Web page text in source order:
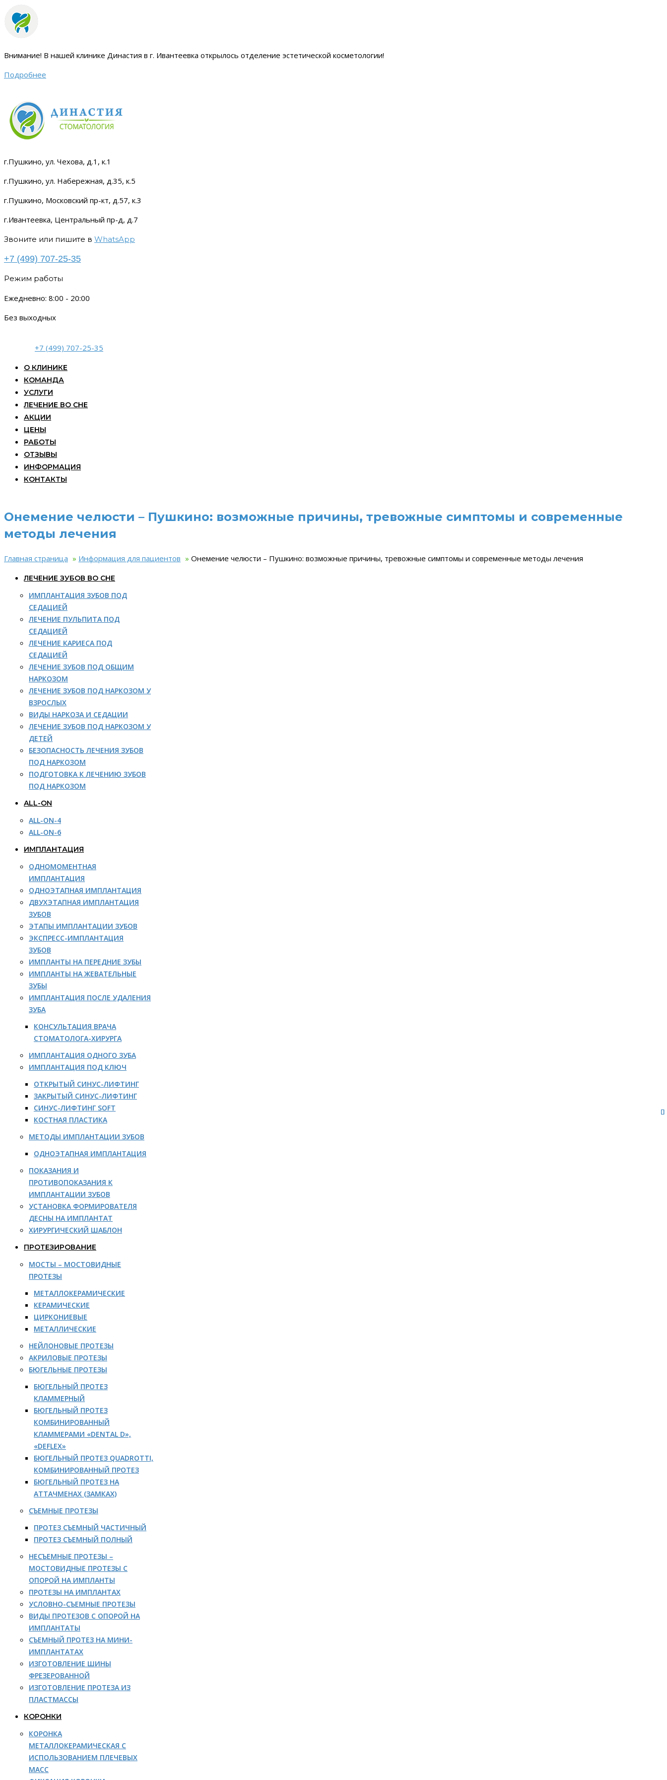
Внимание! В нашей клинике Династия в г. Ивантеевка открылось отделение эстетической косметологии!
Подробнее
г.Пушкино, ул. Чехова, д.1, к.1
г.Пушкино, ул. Набережная, д.35, к.5
г.Пушкино, Московский пр-кт, д.57, к.3
г.Ивантеевка, Центральный пр-д, д.7
Звоните или пишите в WhatsApp
+7 (499) 707-25-35
Режим работы
Ежедневно: 8:00 - 20:00
Без выходных
+7 (499) 707-25-35
О КЛИНИКЕ
КОМАНДА
УСЛУГИ
ЛЕЧЕНИЕ ВО СНЕ
АКЦИИ
ЦЕНЫ
РАБОТЫ
ОТЗЫВЫ
ИНФОРМАЦИЯ
КОНТАКТЫ
Онемение челюсти – Пушкино: возможные причины, тревожные симптомы и современные
методы лечения
Главная страница » Информация для пациентов » Онемение челюсти – Пушкино: возможные причины, тревожные симптомы и современные методы лечения
ЛЕЧЕНИЕ ЗУБОВ ВО СНЕ
ИМПЛАНТАЦИЯ ЗУБОВ ПОД
СЕДАЦИЕЙ
ЛЕЧЕНИЕ ПУЛЬПИТА ПОД
СЕДАЦИЕЙ
ЛЕЧЕНИЕ КАРИЕСА ПОД
СЕДАЦИЕЙ
ЛЕЧЕНИЕ ЗУБОВ ПОД ОБЩИМ
НАРКОЗОМ
ЛЕЧЕНИЕ ЗУБОВ ПОД НАРКОЗОМ У
ВЗРОСЛЫХ
ВИДЫ НАРКОЗА И СЕДАЦИИ
ЛЕЧЕНИЕ ЗУБОВ ПОД НАРКОЗОМ У
ДЕТЕЙ
БЕЗОПАСНОСТЬ ЛЕЧЕНИЯ ЗУБОВ
ПОД НАРКОЗОМ
ПОДГОТОВКА К ЛЕЧЕНИЮ ЗУБОВ
ПОД НАРКОЗОМ
ALL-ON
ALL-ON-4
ALL-ON-6
ИМПЛАНТАЦИЯ
ОДНОМОМЕНТНАЯ
ИМПЛАНТАЦИЯ
ОДНОЭТАПНАЯ ИМПЛАНТАЦИЯ
ДВУХЭТАПНАЯ ИМПЛАНТАЦИЯ
ЗУБОВ
ЭТАПЫ ИМПЛАНТАЦИИ ЗУБОВ
ЭКСПРЕСС-ИМПЛАНТАЦИЯ
ЗУБОВ
ИМПЛАНТЫ НА ПЕРЕДНИЕ ЗУБЫ
ИМПЛАНТЫ НА ЖЕВАТЕЛЬНЫЕ
ЗУБЫ
ИМПЛАНТАЦИЯ ПОСЛЕ УДАЛЕНИЯ
ЗУБА
КОНСУЛЬТАЦИЯ ВРАЧА
СТОМАТОЛОГА-ХИРУРГА
ИМПЛАНТАЦИЯ ОДНОГО ЗУБА
ИМПЛАНТАЦИЯ ПОД КЛЮЧ
ОТКРЫТЫЙ СИНУС-ЛИФТИНГ
ЗАКРЫТЫЙ СИНУС-ЛИФТИНГ
СИНУС-ЛИФТИНГ SOFT
КОСТНАЯ ПЛАСТИКА
МЕТОДЫ ИМПЛАНТАЦИИ ЗУБОВ
ОДНОЭТАПНАЯ ИМПЛАНТАЦИЯ
ПОКАЗАНИЯ И
ПРОТИВОПОКАЗАНИЯ К
ИМПЛАНТАЦИИ ЗУБОВ
УСТАНОВКА ФОРМИРОВАТЕЛЯ
ДЕСНЫ НА ИМПЛАНТАТ
ХИРУРГИЧЕСКИЙ ШАБЛОН
ПРОТЕЗИРОВАНИЕ
МОСТЫ – МОСТОВИДНЫЕ
ПРОТЕЗЫ
МЕТАЛЛОКЕРАМИЧЕСКИЕ
КЕРАМИЧЕСКИЕ
ЦИРКОНИЕВЫЕ
МЕТАЛЛИЧЕСКИЕ
НЕЙЛОНОВЫЕ ПРОТЕЗЫ
АКРИЛОВЫЕ ПРОТЕЗЫ
БЮГЕЛЬНЫЕ ПРОТЕЗЫ
БЮГЕЛЬНЫЙ ПРОТЕЗ
КЛАММЕРНЫЙ
БЮГЕЛЬНЫЙ ПРОТЕЗ
КОМБИНИРОВАННЫЙ
КЛАММЕРАМИ «DENTAL D»,
«DEFLEX»
БЮГЕЛЬНЫЙ ПРОТЕЗ QUADROTTI,
КОМБИНИРОВАННЫЙ ПРОТЕЗ
БЮГЕЛЬНЫЙ ПРОТЕЗ НА
АТТАЧМЕНАХ (ЗАМКАХ)
СЪЕМНЫЕ ПРОТЕЗЫ
ПРОТЕЗ СЪЕМНЫЙ ЧАСТИЧНЫЙ
ПРОТЕЗ СЪЕМНЫЙ ПОЛНЫЙ
НЕСЪЕМНЫЕ ПРОТЕЗЫ –
МОСТОВИДНЫЕ ПРОТЕЗЫ С
ОПОРОЙ НА ИМПЛАНТЫ
ПРОТЕЗЫ НА ИМПЛАНТАХ
УСЛОВНО-СЪЕМНЫЕ ПРОТЕЗЫ
ВИДЫ ПРОТЕЗОВ С ОПОРОЙ НА
ИМПЛАНТАТЫ
СЪЕМНЫЙ ПРОТЕЗ НА МИНИ-
ИМПЛАНТАТАХ
ИЗГОТОВЛЕНИЕ ШИНЫ
ФРЕЗЕРОВАННОЙ
ИЗГОТОВЛЕНИЕ ПРОТЕЗА ИЗ
ПЛАСТМАССЫ
КОРОНКИ
КОРОНКА
МЕТАЛЛОКЕРАМИЧЕСКАЯ С
ИСПОЛЬЗОВАНИЕМ ПЛЕЧЕВЫХ
МАСС